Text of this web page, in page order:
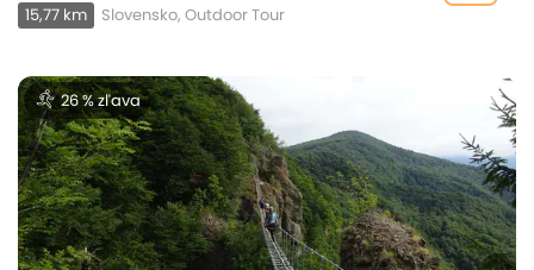
15,77 km Slovensko, Outdoor Tour
26 % zľava